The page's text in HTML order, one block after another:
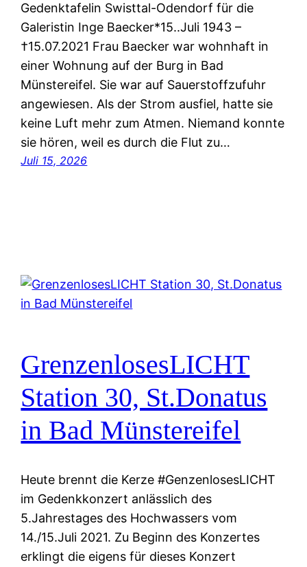
Gedenktafelin Swisttal-Odendorf für die
Galeristin Inge Baecker*15..Juli 1943 –
†15.07.2021 Frau Baecker war wohnhaft in
einer Wohnung auf der Burg in Bad
Münstereifel. Sie war auf Sauerstoffzufuhr
angewiesen. Als der Strom ausfiel, hatte sie
keine Luft mehr zum Atmen. Niemand konnte
sie hören, weil es durch die Flut zu…
Juli 15, 2026
GrenzenlosesLICHT
Station 30, St.Donatus
in Bad Münstereifel
Heute brennt die Kerze #GenzenlosesLICHT
im Gedenkkonzert anlässlich des
5.Jahrestages des Hochwassers vom
14./15.Juli 2021. Zu Beginn des Konzertes
erklingt die eigens für dieses Konzert